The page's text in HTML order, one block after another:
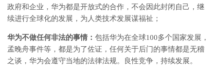
政府和企业，华为都是开放式的合作，不会因此封闭自己，继
续进行全球化的发展，为人类技术发展谋福祉；
华为不做任何非法的事情： 包括华为在全球100多个国家发展，
孟晚舟事件等，都是为了佐证，任何关于后门的事情都是无稽
之谈，华为会遵守当地的法律法规。良性竞争，持续发展。